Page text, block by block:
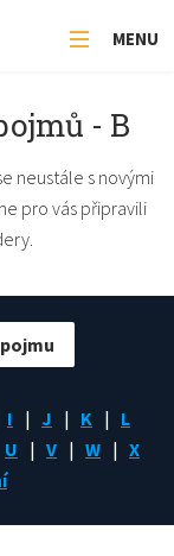
MENU
- B
neustále s novými
pro vás připravili
I J K
L
U V W
X